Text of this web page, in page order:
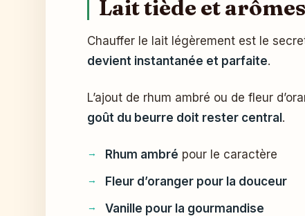
Lait tiède et
Chauffer le lait légèrement est le
devient instantanée et parfaite.
L’ajout de rhum ambré ou de fleur
goût du beurre doit rester central.
Rhum ambré pour le caractère
Fleur d’oranger pour la douceur
Vanille pour la gourmandise